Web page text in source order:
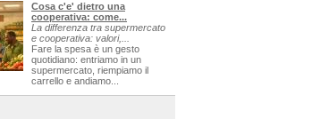
Cosa c'e' dietro una
cooperativa: come...
La differenza tra supermercato
e cooperativa: valori,...
Fare la spesa è un gesto
quotidiano: entriamo in un
supermercato, riempiamo il
carrello e andiamo...